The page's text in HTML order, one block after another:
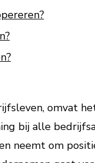
omvat
bij alle
neemt om